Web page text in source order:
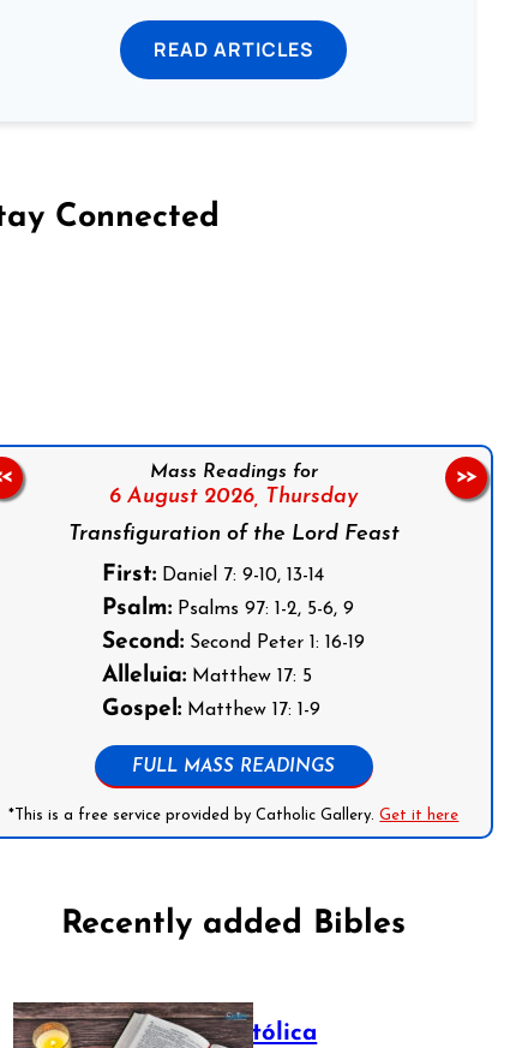
READ ARTICLES
Connected
Mass Readings for
6 August 2026, Thursday
Transfiguration of the Lord Feast
First: Daniel 7: 9-10, 13-14
Psalm: Psalms 97: 1-2, 5-6, 9
Second: Second Peter 1: 16-19
Alleluia: Matthew 17: 5
Gospel: Matthew 17: 1-9
FULL MASS READINGS
*This is a free service provided by Catholic Gallery.Get it here
>>
Recently added Bibles
Bíblia Católica